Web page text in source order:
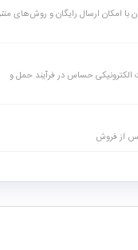
با امکان ارسال رایگان و روش‌های
حساس در فرآیند حمل و
پس از فروش